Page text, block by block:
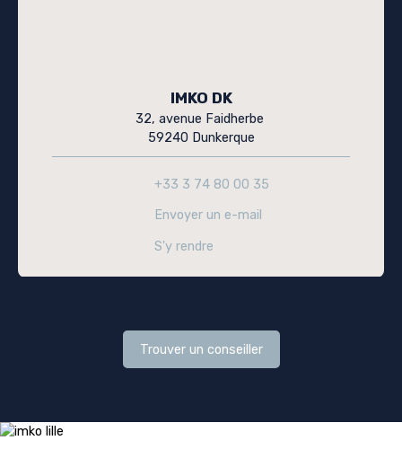
IMKO DK
32, avenue Faidherbe
59240 Dunkerque
+33 3 74 80 00 35
Envoyer un e-mail
S'y rendre
Trouver un conseiller